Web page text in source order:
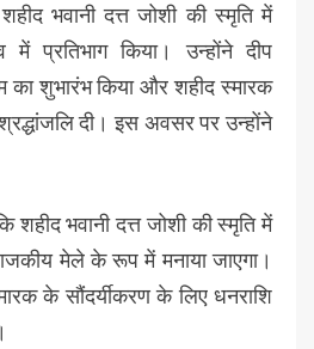
भवानी दत्त जोशी की स्मृति में
में प्रतिभाग किया। उन्होंने दीप
का शुभारंभ किया और शहीद स्मारक
दी। इस अवसर पर उन्होंने
शहीद भवानी दत्त जोशी की स्मृति में
मेले के रूप में मनाया जाएगा।
के सौंदर्यीकरण के लिए धनराशि